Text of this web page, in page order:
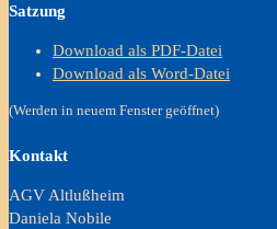
Satzung
Download als PDF-Datei
Download als Word-Datei
(Werden in neuem Fenster geöffnet)
Kontakt
AGV Altlußheim
Daniela Nobile